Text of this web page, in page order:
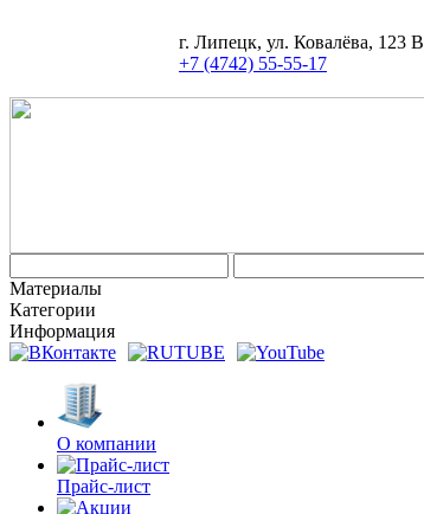
г. Липецк, ул. Ковалёва, 123 В
+7 (4742) 55-55-17
Материалы
Категории
Информация
О компании
Прайс-лист